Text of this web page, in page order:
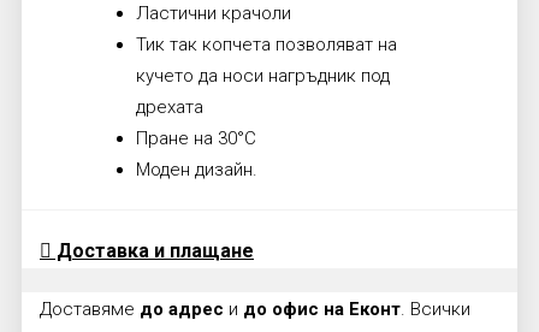
Ластични крачоли
Тик так копчета позволяват на
кучето да носи нагръдник под
дрехата
Пране на 30°C
Моден дизайн.
Доставка и плащане
Доставяме до адрес и до офис на Еконт. Всички